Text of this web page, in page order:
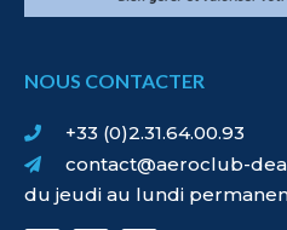
NOUS CONTACTER
+33 (0)2.31.64.00.93
contact@aeroclub-
du jeudi au lundi